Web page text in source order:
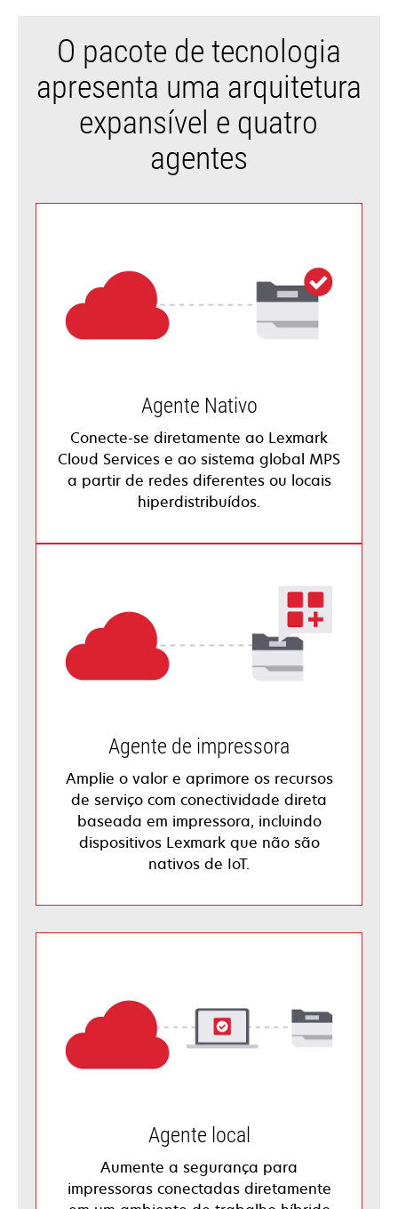
O pacote de tecnologia
apresenta uma arquitetura
expansível e quatro
agentes
Agente Nativo
Conecte-se diretamente ao Lexmark
Cloud Services e ao sistema global MPS
a partir de redes diferentes ou locais
hiperdistribuídos.
Agente de impressora
Amplie o valor e aprimore os recursos
de serviço com conectividade direta
baseada em impressora, incluindo
dispositivos Lexmark que não são
nativos de IoT.
Agente local
Aumente a segurança para
impressoras conectadas diretamente